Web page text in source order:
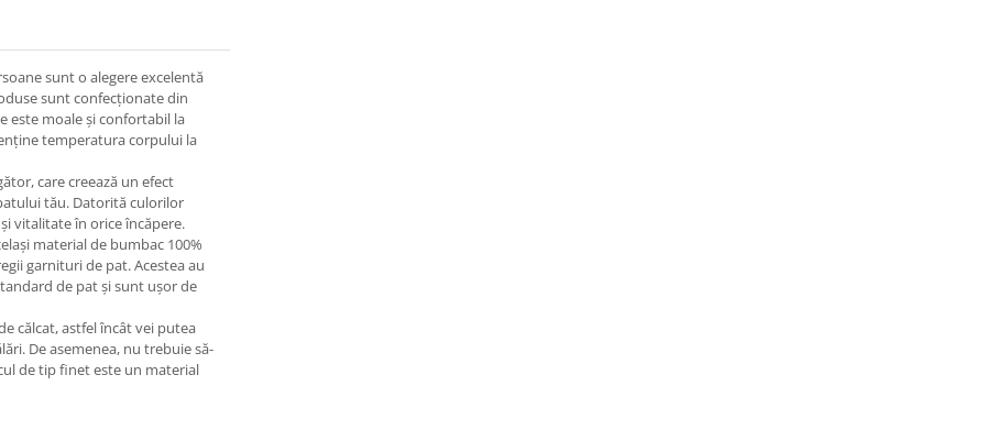
sunt o alegere excelentă
sunt confecționate din
este moale și confortabil la
temperatura corpului la
care creează un efect
tău. Datorită culorilor
vitalitate în orice încăpere.
material de bumbac 100%
garnituri de pat. Acestea au
de pat și sunt ușor de
călcat, astfel încât vei putea
De asemenea, nu trebuie să-
de tip finet este un material